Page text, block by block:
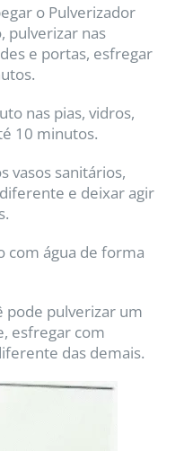
o Pulverizador
pulverizar nas
e portas, esfregar
nas pias, vidros,
10 minutos.
vasos sanitários,
e deixar agir
com água de forma
pode pulverizar um
esfregar com
das demais.